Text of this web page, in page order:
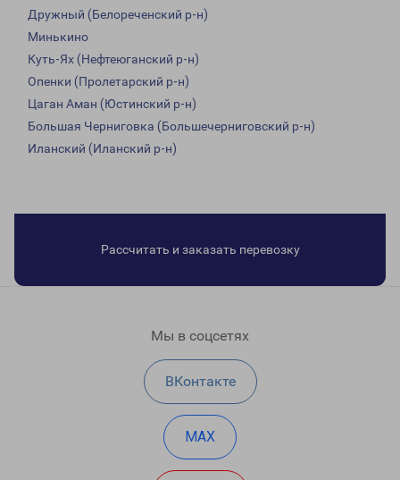
Дружный (Белореченский р-н)
Минькино
Куть-Ях (Нефтеюганский р-н)
Опенки (Пролетарский р-н)
Цаган Аман (Юстинский р-н)
Большая Черниговка (Большечерниговский р-н)
Иланский (Иланский р-н)
Рассчитать и заказать перевозку
Мы в соцсетях
ВКонтакте
MAX